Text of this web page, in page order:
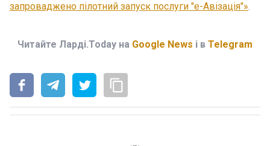
запроваджено пілотний запуск послуги "е-Авізація"».
Читайте Ларді.Today на Google News і в Telegram